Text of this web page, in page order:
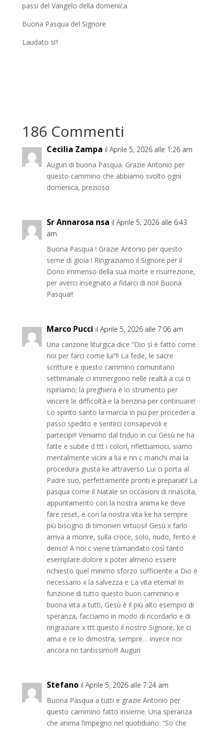
passi del Vangelo della domenica.
Buona Pasqua del Signore
Laudato si’!
186 Commenti
Cecilia Zampa il Aprile 5, 2026 alle 1:26 am
Auguri di buona Pasqua. Grazie Antonio per
questo cammino che abbiamo svolto ogni
domenica, prezioso
Sr Annarosa nsa il Aprile 5, 2026 alle 6:43
am
Buona Pasqua ! Grazie Antonio per questo
seme di gioia ! Ringraziamo il Signore per il
Dono immenso della sua morte e risurrezione,
per averci insegnato a fidarci di noi! Buona
Pasqua!!
Marco Pucci il Aprile 5, 2026 alle 7:06 am
Una canzone liturgica dice “Dio sì è fatto come
noi per farci come lui”!! La fede, le sacre
scritture e questo cammino comunitario
settimanale ci immergono nelle realtà a cui ci
ispiriamo; la preghiera è lo strumento per
vincere le difficoltà e la benzina per continuare!
Lo spirito santo la marcia in più per proceder a
passo spedito e sentirci consapevoli e
partecipi!! Veniamo dal triduo in cui Gesù ne ha
fatte e subite d ttt i colori, riflettiamoci, siamo
mentalmente vicini a lui e nn c manchi mai la
procedura giusta ke attraverso Lui ci porta al
Padre suo, perfettamente pronti e preparati! La
pasqua come il Natale sn occasioni di rinascita,
appuntamento con la nostra anima ke deve
fare reset, e con la nostra vita ke ha sempre
più bisogno di timonieri virtuosi! Gesù x farlo
arriva a morire, sulla croce, solo, nudo, ferito e
deriso! A noi c viene tramandato così tanto
esemplare dolore x poter almeno essere
richiesto quel minimo sforzo sufficiente a Dio è
necessario x la salvezza e La vita eterna! In
funzione di tutto questo buon cammino e
buona vita a tutti, Gesù è il più alto esempio di
speranza, facciamo in modo di ricordarlo e di
ringraziare x ttt questo il nostro Signore, ke ci
ama e ce lo dimostra, sempre… invece noi
ancora nn tantissimo!!! Auguri
Stefano il Aprile 5, 2026 alle 7:24 am
Buona Pasqua a tutti e grazie Antonio per
questo cammino fatto insieme. Una speranza
che anima l’impegno nel quotidiano: “So che